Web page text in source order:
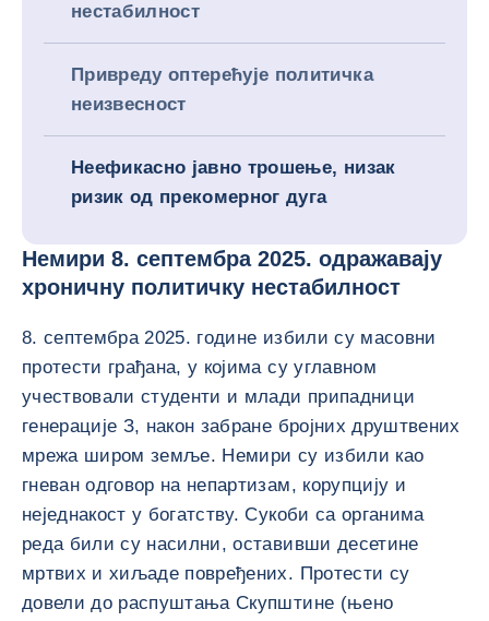
нестабилност
Привреду оптерећује политичка
неизвесност
Неефикасно јавно трошење, низак
ризик од прекомерног дуга
Немири 8. септембра 2025. одражавају
хроничну политичку нестабилност
8. септембра 2025. године избили су масовни
протести грађана, у којима су углавном
учествовали студенти и млади припадници
генерације З, након забране бројних друштвених
мрежа широм земље. Немири су избили као
гневан одговор на непартизам, корупцију и
неједнакост у богатству. Сукоби са органима
реда били су насилни, оставивши десетине
мртвих и хиљаде повређених. Протести су
довели до распуштања Скупштине (њено